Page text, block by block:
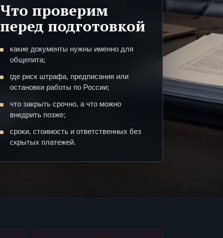
Что проверим
перед подготовкой
какие документы нужны именно для
общепита;
где риск штрафа, предписания или
остановки работы по России;
что закрыть срочно, а что можно
внедрить позже;
сроки, стоимость и ответственных без
скрытых платежей.